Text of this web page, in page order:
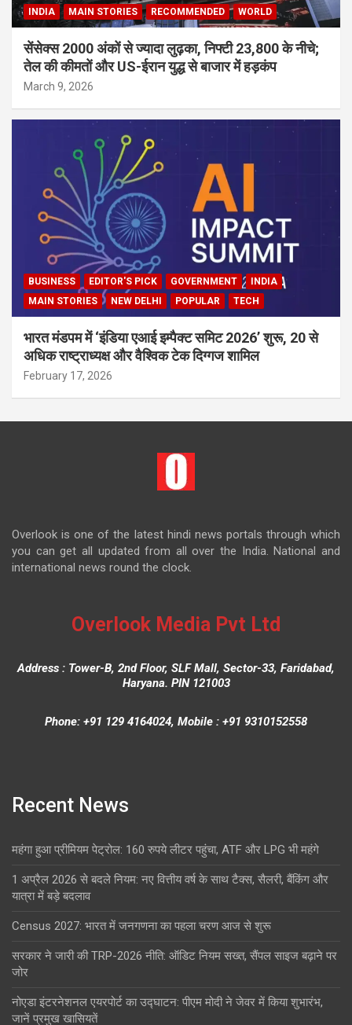
INDIA
MAIN STORIES RECOMMENDED WORLD
सेंसेक्स 2000 अंकों से ज्यादा लुढ़का, निफ्टी 23,800 के नीचे;
तेल की कीमतों और US-ईरान युद्ध से बाजार में हड़कंप
March 9, 2026
BUSINESS EDITOR'S PICK GOVERNMENT
INDIA
MAIN STORIES
NEW DELHI POPULAR TECH
भारत मंडपम में ‘इंडिया एआई इम्पैक्ट समिट 2026’ शुरू, 20 से
अधिक राष्ट्राध्यक्ष और वैश्विक टेक दिग्गज शामिल
February 17, 2026
Overlook is one of the latest hindi news portals through which
you can get all updated from all over the India. National and
international news round the clock.
Overlook Media Pvt Ltd
Address : Tower-B, 2nd Floor, SLF Mall, Sector-33, Faridabad,
Haryana. PIN 121003
Phone: +91 129 4164024, Mobile : +91 9310152558
Recent News
महंगा हुआ प्रीमियम पेट्रोल: 160 रुपये लीटर पहुंचा, ATF और LPG भी महंगे
1 अप्रैल 2026 से बदले नियम: नए वित्तीय वर्ष के साथ टैक्स, सैलरी, बैंकिंग और
यात्रा में बड़े बदलाव
Census 2027: भारत में जनगणना का पहला चरण आज से शुरू
सरकार ने जारी की TRP-2026 नीति: ऑडिट नियम सख्त, सैंपल साइज बढ़ाने पर
जोर
नोएडा इंटरनेशनल एयरपोर्ट का उद्घाटन: पीएम मोदी ने जेवर में किया शुभारंभ,
जानें प्रमुख खासियतें